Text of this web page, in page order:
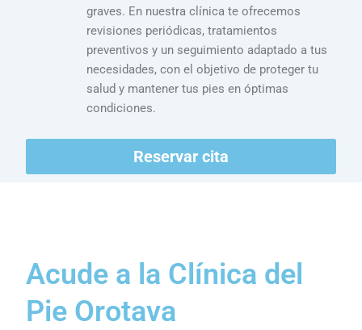
graves. En nuestra clínica te ofrecemos
revisiones periódicas, tratamientos
preventivos y un seguimiento adaptado a tus
necesidades, con el objetivo de proteger tu
salud y mantener tus pies en óptimas
condiciones.
Reservar cita
Acude a la Clínica del
Pie Orotava